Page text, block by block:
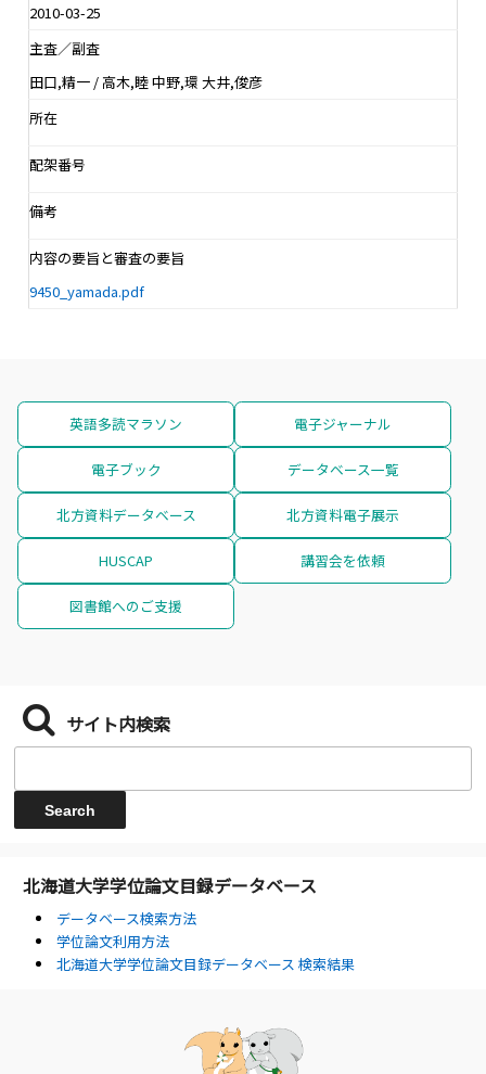
2010-03-25
主査／副査
田口,精一 / 高木,睦 中野,環 大井,俊彦
所在
配架番号
備考
内容の要旨と審査の要旨
9450_yamada.pdf
英語多読マラソン 電子ジャーナル
電子ブック データベース一覧
北方資料データベース 北方資料電子展示
HUSCAP 講習会を依頼
図書館へのご支援
サイト内検索
北海道大学学位論文目録データベース
データベース検索方法
学位論文利用方法
北海道大学学位論文目録データベース 検索結果